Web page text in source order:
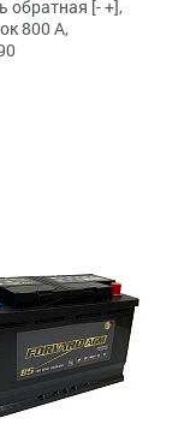
обратная [- +],
800 А,